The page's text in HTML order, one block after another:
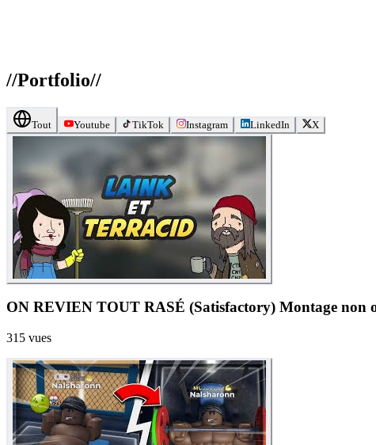
//Portfolio//
Tout Youtube TikTok Instagram LinkedIn X
ON REVIEN TOUT RASÉ (Satisfactory) Montage non
315 vues